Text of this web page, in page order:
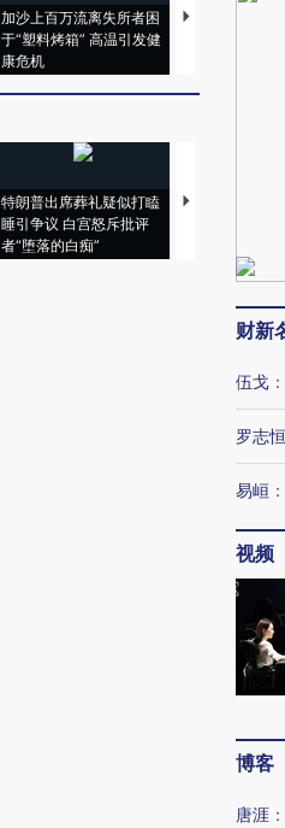
加沙上百万流离失所者困
于“塑料烤箱” 高温引发健
康危机
视线｜HYROX
特朗普出席葬礼疑似打瞌
睡引争议 白宫怒斥批评
者“堕落的白痴”
视线｜全球最
财新
伍戈 ：
罗志恒
易峘 ：
视频
博客
唐涯 ：